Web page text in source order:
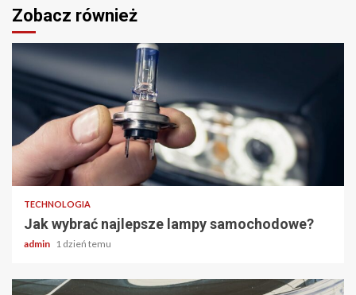
Zobacz również
2 min odczytu
TECHNOLOGIA
Jak wybrać najlepsze lampy samochodowe?
admin 1 dzień temu